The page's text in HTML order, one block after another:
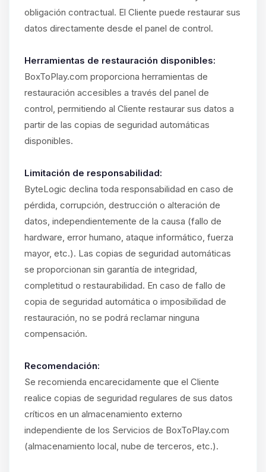
obligación contractual. El Cliente puede restaurar sus
datos directamente desde el panel de control.
Herramientas de restauración disponibles:
BoxToPlay.com proporciona herramientas de
restauración accesibles a través del panel de
control, permitiendo al Cliente restaurar sus datos a
partir de las copias de seguridad automáticas
disponibles.
Limitación de responsabilidad:
ByteLogic declina toda responsabilidad en caso de
pérdida, corrupción, destrucción o alteración de
datos, independientemente de la causa (fallo de
hardware, error humano, ataque informático, fuerza
mayor, etc.). Las copias de seguridad automáticas
se proporcionan sin garantía de integridad,
completitud o restaurabilidad. En caso de fallo de
copia de seguridad automática o imposibilidad de
restauración, no se podrá reclamar ninguna
compensación.
Recomendación:
Se recomienda encarecidamente que el Cliente
realice copias de seguridad regulares de sus datos
críticos en un almacenamiento externo
independiente de los Servicios de BoxToPlay.com
(almacenamiento local, nube de terceros, etc.).